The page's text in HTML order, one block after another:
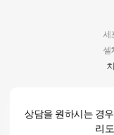
세
셀
상담을 원하시는 경
리